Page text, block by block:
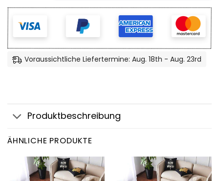
Voraussichtliche Liefertermine: Aug. 18th - Aug. 23rd
Produktbeschreibung
ÄHNLICHE PRODUKTE